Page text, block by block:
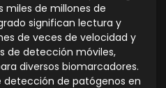
miles de millones de
significan lectura y
de veces de velocidad y
de detección móviles,
diversos biomarcadores.
de patógenos en